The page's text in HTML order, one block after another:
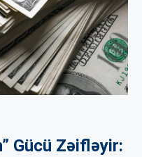
Gücü Zəifləyir: